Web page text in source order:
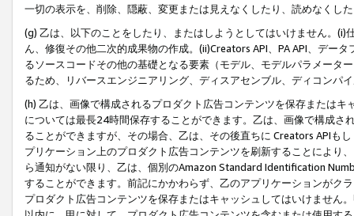
一切の表示を、削除、隠蔽、変更または見えなくしたり、読めなくし
(g) 乙は、以下のことをしたり、またはしようとしてはいけません。
ん、修復その他二次的成果物の作成。(ii)Creators API、PA API、デー
るソースコードその他の基礎となる要素（モデル、モデルパラメータ
るため、リバースエンジニアリング、ディスアセンブル、ディコンパ
(h) 乙は、画像で構成されるプロダクト広告コンテンツを保存または
については最長24時間保存することができます。乙は、画像で構成
ることができますが、その場合、乙は、その後直ちに Creators APIも
プリケーション上のプロダクト広告コンテンツを刷新することにより
ら通知がない限り、乙は、個別のAmazon Standard Identification
することができます。前記にかかわらず、乙のアプリケーションがク
プロダクト広告コンテンツを保存またはキャッシュしてはいけません